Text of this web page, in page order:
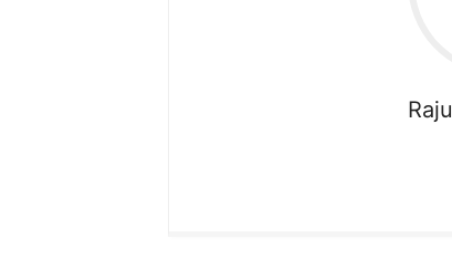
Raju